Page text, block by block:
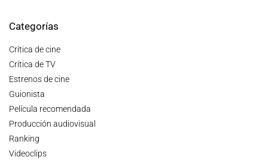
Categorías
Crítica de cine
Crítica de TV
Estrenos de cine
Guionista
Película recomendada
Producción audiovisual
Ranking
Videoclips